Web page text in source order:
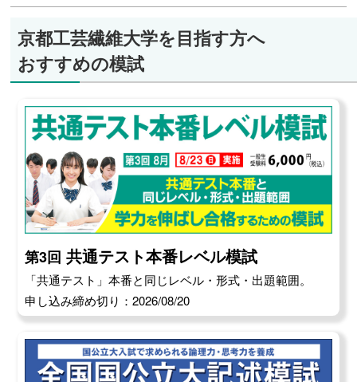
京都工芸繊維大学を目指す方へ
おすすめの模試
第3回 共通テスト本番レベル模試
「共通テスト」本番と同じレベル・形式・出題範囲。
申し込み締め切り：2026/08/20